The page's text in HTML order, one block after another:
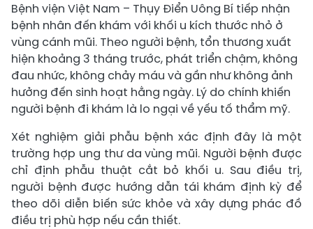
Bệnh viện Việt Nam – Thụy Điển Uông Bí tiếp nhận
bệnh nhân đến khám với khối u kích thước nhỏ ở
vùng cánh mũi. Theo người bệnh, tổn thương xuất
hiện khoảng 3 tháng trước, phát triển chậm, không
đau nhức, không chảy máu và gần như không ảnh
hưởng đến sinh hoạt hằng ngày. Lý do chính khiến
người bệnh đi khám là lo ngại về yếu tố thẩm mỹ.
Xét nghiệm giải phẫu bệnh xác định đây là một
trường hợp ung thư da vùng mũi. Người bệnh được
chỉ định phẫu thuật cắt bỏ khối u. Sau điều trị,
người bệnh được hướng dẫn tái khám định kỳ để
theo dõi diễn biến sức khỏe và xây dựng phác đồ
điều trị phù hợp nếu cần thiết.